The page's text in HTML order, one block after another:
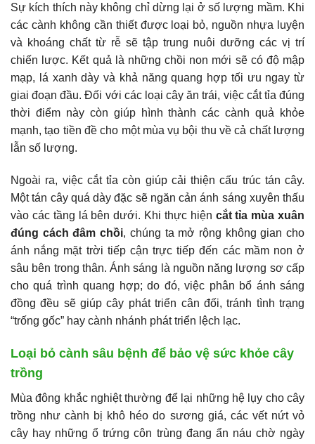
Sự kích thích này không chỉ dừng lại ở số lượng mầm. Khi
các cành không cần thiết được loại bỏ, nguồn nhựa luyện
và khoáng chất từ rễ sẽ tập trung nuôi dưỡng các vị trí
chiến lược. Kết quả là những chồi non mới sẽ có độ mập
mạp, lá xanh dày và khả năng quang hợp tối ưu ngay từ
giai đoạn đầu. Đối với các loại cây ăn trái, việc cắt tỉa đúng
thời điểm này còn giúp hình thành các cành quả khỏe
mạnh, tạo tiền đề cho một mùa vụ bội thu về cả chất lượng
lẫn số lượng.
Ngoài ra, việc cắt tỉa còn giúp cải thiện cấu trúc tán cây.
Một tán cây quá dày đặc sẽ ngăn cản ánh sáng xuyên thấu
vào các tầng lá bên dưới. Khi thực hiện cắt tỉa mùa xuân
đúng cách đâm chồi, chúng ta mở rộng không gian cho
ánh nắng mặt trời tiếp cận trực tiếp đến các mầm non ở
sâu bên trong thân. Ánh sáng là nguồn năng lượng sơ cấp
cho quá trình quang hợp; do đó, việc phân bổ ánh sáng
đồng đều sẽ giúp cây phát triển cân đối, tránh tình trạng
“trống gốc” hay cành nhánh phát triển lệch lạc.
Loại bỏ cành sâu bệnh để bảo vệ sức khỏe cây
trồng
Mùa đông khắc nghiệt thường để lại những hệ lụy cho cây
trồng như cành bị khô héo do sương giá, các vết nứt vỏ
cây hay những ổ trứng côn trùng đang ẩn náu chờ ngày